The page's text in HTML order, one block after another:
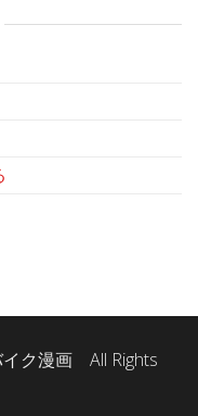
ク漫画 All Rights